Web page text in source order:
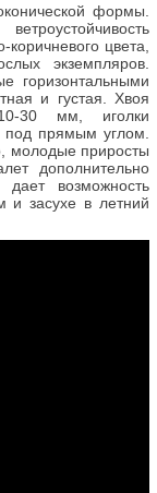
формы.
цвета,
экземпляров.
горизонтальными
и густая. Хвоя
30 мм, иголки
под прямым углом.
молодые приросты
дополнительно
возможность
и засухе в летний